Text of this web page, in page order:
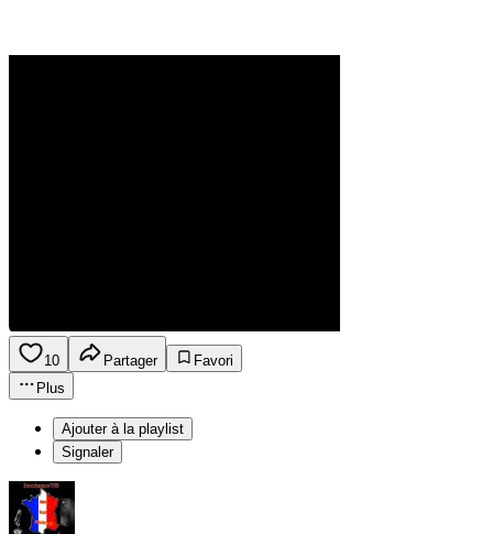
10 Partager
Favori
Plus
Ajouter à la playlist
Signaler